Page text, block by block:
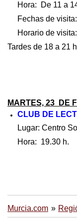
Hora: De 11 a
Fechas de visita:
Horario de visita:
Tardes de 18 a 21
MARTES, 23 DE
CLUB DE
Lugar: Centro
Hora: 19.30 h.
Murcia.com